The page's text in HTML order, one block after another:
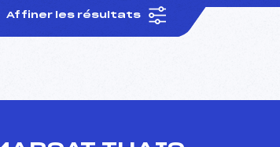
Affiner les résultats